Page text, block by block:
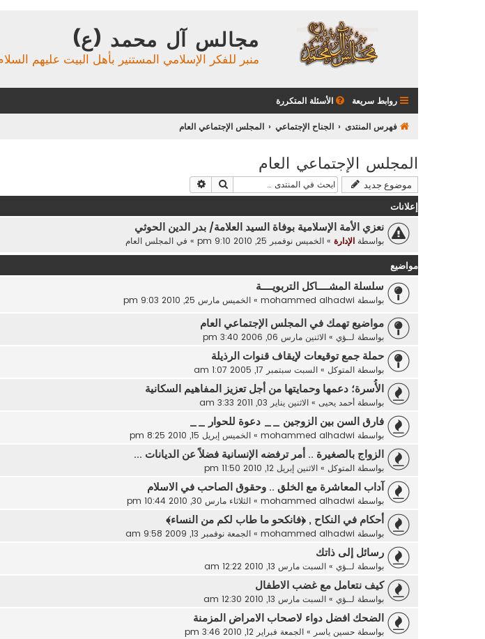
مجالس آل محمد (ع)
منبر للفكر الإسلامي المستنير بأهل البيت عليهم
روابط سريعة الأسئلة المتكررة
فهرس المنتدى الجناح الإجتماعي المجلس الإجتماعي العام
المجلس الإجتماعي العام
موضوع جديد بحث
إعلانات
نعزي الأمة الإسلامية بوفاة السيد العلامة/ بدر الدين الحوثي
بواسطة الإدارة » الخميس نوفمبر 25, 2010 9:10 pm » في المجلس العام
مواضيع
سلسلة المشــــاكل التربويــــة
بواسطة mohammed alhadwi
» الخميس مارس 25, 2010 9:03 pm
مواضيع تهمك في المجلس الإجتماعي العام
بواسطة لــؤي » الاثنين مارس 06, 2006 3:40 pm
حملة جمع توقيعات لإيقاف قنوات الرذيلة
بواسطة المتوكل » السبت سبتمبر 17, 2005 1:07 am
الأُسرة؛ دعمها وحمايتها من أجل تعزيز المفاهيم السكانية
بواسطة أحمد يحيى » الاثنين يناير 03, 2011 3:33 am
فارق السن بين الزوجين __ دعوة للحوار __
بواسطة mohammed alhadwi
» الخميس إبريل 15, 2010 8:25 pm
الزواج بالصغيرة .. أمر ترفضه الإنسانية فضلاً عن الديانات ...
بواسطة المتوكل » الاثنين إبريل 12, 2010 11:50 pm
آداب المعاشرة مع الخلق .. وحقوق الصاحب في الاسلام
بواسطة mohammed alhadwi
» الثلاثاء مارس 30, 2010 10:44 pm
أحكام في النكاح , ﴿فانكحو ما طاب لكم من النساء﴾
بواسطة mohammed alhadwi
» الجمعة نوفمبر 13, 2009 9:58 am
رسائل إلى ذاتك
بواسطة لــؤي » السبت مارس 13, 2010 12:22 am
كيف نتعامل مع غضب الاطفال
بواسطة لــؤي » السبت مارس 13, 2010 12:30 am
الضحك افضل دواء لاصحاب الامراض المزمنة
بواسطة حسين ياسر » الجمعة فبراير 12, 2010 3:46 pm